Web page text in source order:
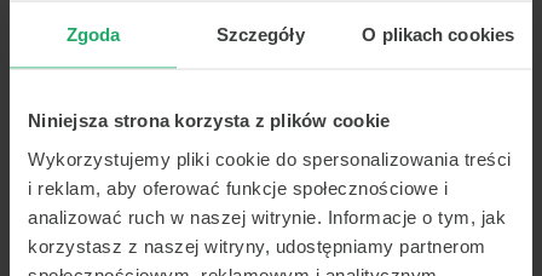
Zgoda Szczegóły O plikach cookies
Niniejsza strona korzysta z plików cookie
Wykorzystujemy pliki cookie do spersonalizowania treści
i reklam, aby oferować funkcje społecznościowe i
analizować ruch w naszej witrynie. Informacje o tym, jak
korzystasz z naszej witryny, udostępniamy partnerom
Ile trwa zapalenie ucha?
schorzenia oraz skuteczności zastosowanego
środkowego zazwyczaj trwa ono od kilku dni
do dwóch tygodni, natomiast przewlekłe schorzenia
mogą prowadzić do długotrwałych problemów
zdrowotnych.